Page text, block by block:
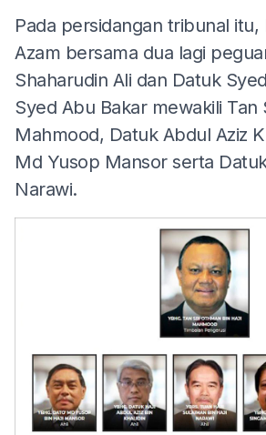
Pada persidangan tribunal
Azam bersama dua lagi
Shaharudin Ali dan Datuk
Syed Abu Bakar mewakili Tan
Mahmood, Datuk Abdul Aziz
Md Yusop Mansor serta
Narawi.